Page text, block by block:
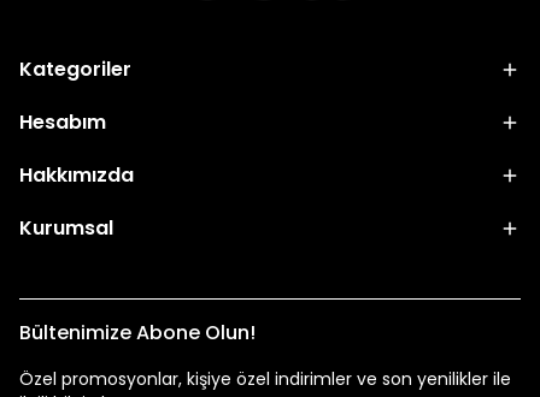
Kategoriler
Hesabım
Hakkımızda
Kurumsal
Bültenimize Abone Olun!
Özel promosyonlar, kişiye özel indirimler ve son yenilikler ile